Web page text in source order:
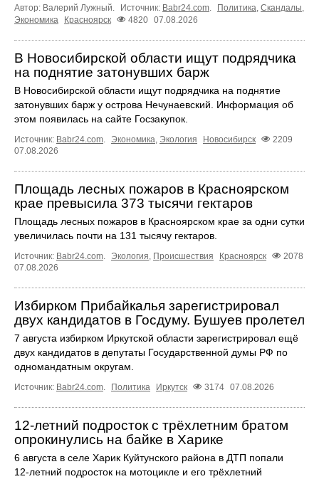
Автор: Валерий Лужный. Источник: Babr24.com Политика Скандалы
Экономика
Красноярск 4820 07.08.2026
В Новосибирской области ищут подрядчика
на поднятие затонувших барж
В Новосибирской области ищут подрядчика на поднятие
затонувших барж у острова Нечунаевский. Информация об
этом появилась на сайте Госзакупок.
Источник: Babr24.com Экономика Экология Новосибирск
2209
07.08.2026
Площадь лесных пожаров в Красноярском
крае превысила 373 тысячи гектаров
Площадь лесных пожаров в Красноярском крае за одни сутки
увеличилась почти на 131 тысячу гектаров.
Источник: Babr24.com. Экология, Происшествия Красноярск
2078
07.08.2026
Избирком Прибайкалья зарегистрировал
двух кандидатов в Госдуму. Бушуев пролетел
7 августа избирком Иркутской области зарегистрировал ещё
двух кандидатов в депутаты Государственной думы РФ по
одномандатным округам.
Источник: Babr24.com. Политика Иркутск 3174 07.08.2026
12‑летний подросток с трёхлетним братом
опрокинулись на байке в Харике
6 августа в селе Харик Куйтунского района в ДТП попали
12‑летний подросток на мотоцикле и его трёхлетний